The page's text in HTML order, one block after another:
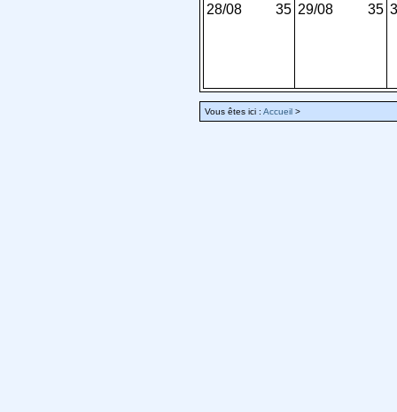
28/08 35 29/08 35
Vous êtes ici : Accueil >